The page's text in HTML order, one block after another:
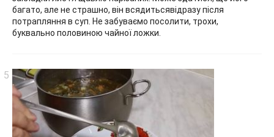
багато, але не страшно, він всядитьсявідразу після
потрапляння в суп. Не забуваємо посолити, трохи,
буквально половиною чайної ложки.